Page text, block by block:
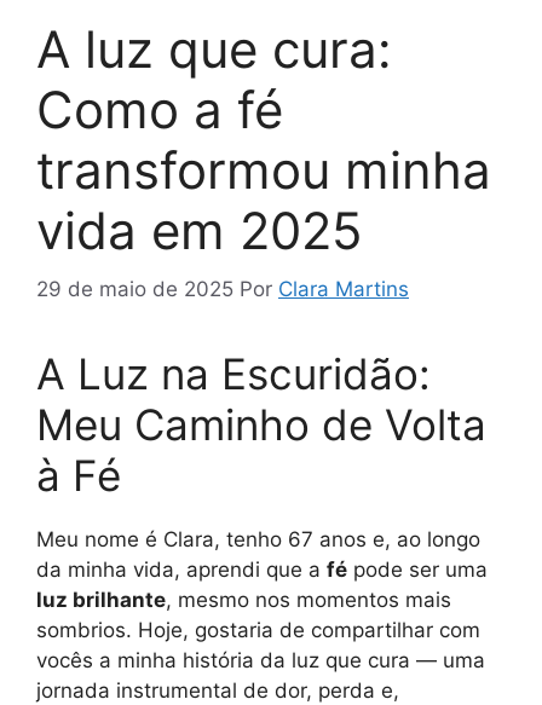
A luz que cura:
Como a fé
transformou minha
vida em 2025
29 de maio de 2025 Por Clara Martins
A Luz na Escuridão:
Meu Caminho de Volta
à Fé
Meu nome é Clara, tenho 67 anos e, ao longo
da minha vida, aprendi que a fé pode ser uma
luz brilhante, mesmo nos momentos mais
sombrios. Hoje, gostaria de compartilhar com
vocês a minha história da luz que cura — uma
jornada instrumental de dor, perda e,